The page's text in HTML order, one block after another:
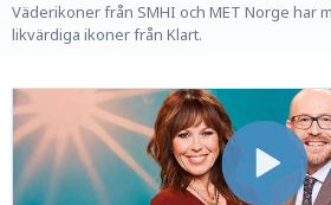
Väderikoner från SMHI och MET Norge har
likvärdiga ikoner från Klart.